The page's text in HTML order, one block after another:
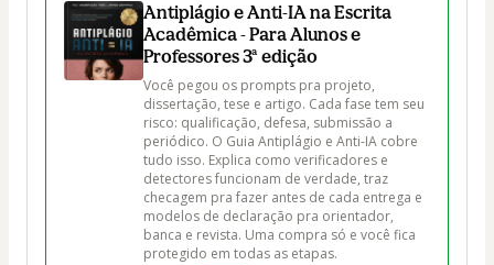
Antiplágio e Anti-IA na Escrita
Acadêmica - Para Alunos e
Professores 3ª edição
Você pegou os prompts pra projeto,
dissertação, tese e artigo. Cada fase tem seu
risco: qualificação, defesa, submissão a
periódico. O Guia Antiplágio e Anti-IA cobre
tudo isso. Explica como verificadores e
detectores funcionam de verdade, traz
checagem pra fazer antes de cada entrega e
modelos de declaração pra orientador,
banca e revista. Uma compra só e você fica
protegido em todas as etapas.